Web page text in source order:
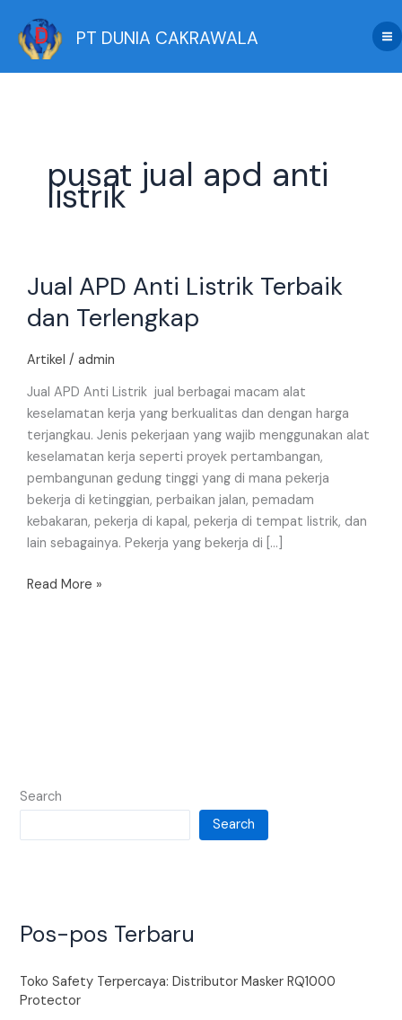
content
PT DUNIA CAKRAWALA
pusat jual apd anti
listrik
Jual APD Anti Listrik Terbaik
dan Terlengkap
Artikel / admin
Jual APD Anti Listrik jual berbagai macam alat
keselamatan kerja yang berkualitas dan dengan harga
terjangkau. Jenis pekerjaan yang wajib menggunakan alat
keselamatan kerja seperti proyek pertambangan,
pembangunan gedung tinggi yang di mana pekerja
bekerja di ketinggian, perbaikan jalan, pemadam
kebakaran, pekerja di kapal, pekerja di tempat listrik, dan
lain sebagainya. Pekerja yang bekerja di […]
APD
Listrik
dan
Terlengkap
Read More »
Search
Search
Pos-pos Terbaru
Toko Safety Terpercaya: Distributor Masker RQ1000
Protector